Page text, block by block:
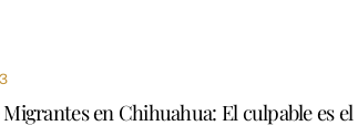
en Chihuahua: El culpable es